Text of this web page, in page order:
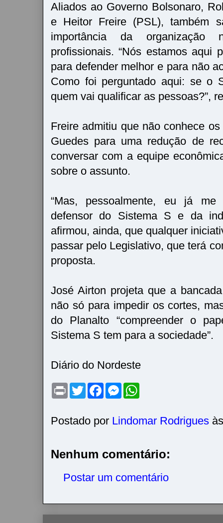
Aliados ao Governo Bolsonaro,
e Heitor Freire (PSL), também
importância da organização
profissionais. “Nós estamos aqui
para defender melhor e para não
Como foi perguntado aqui: se o
quem vai qualificar as pessoas?”,
Freire admitiu que não conhece
Guedes para uma redução de
conversar com a equipe
sobre o assunto.
“Mas, pessoalmente, eu já me
defensor do Sistema S e da
afirmou, ainda, que qualquer
passar pelo Legislativo, que terá
proposta.
José Airton projeta que a
não só para impedir os cortes,
do Planalto “compreender o
Sistema S tem para a sociedade”.
Diário do Nordeste
P
t
T
w
t
e
F
a
b
o
M
e
e
n
r
s
A
Postado por Lindomar Rodrigues
Nenhum comentário:
Postar um comentário